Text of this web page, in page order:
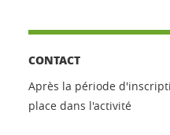
CONTACT
Après la période
place dans l'activité